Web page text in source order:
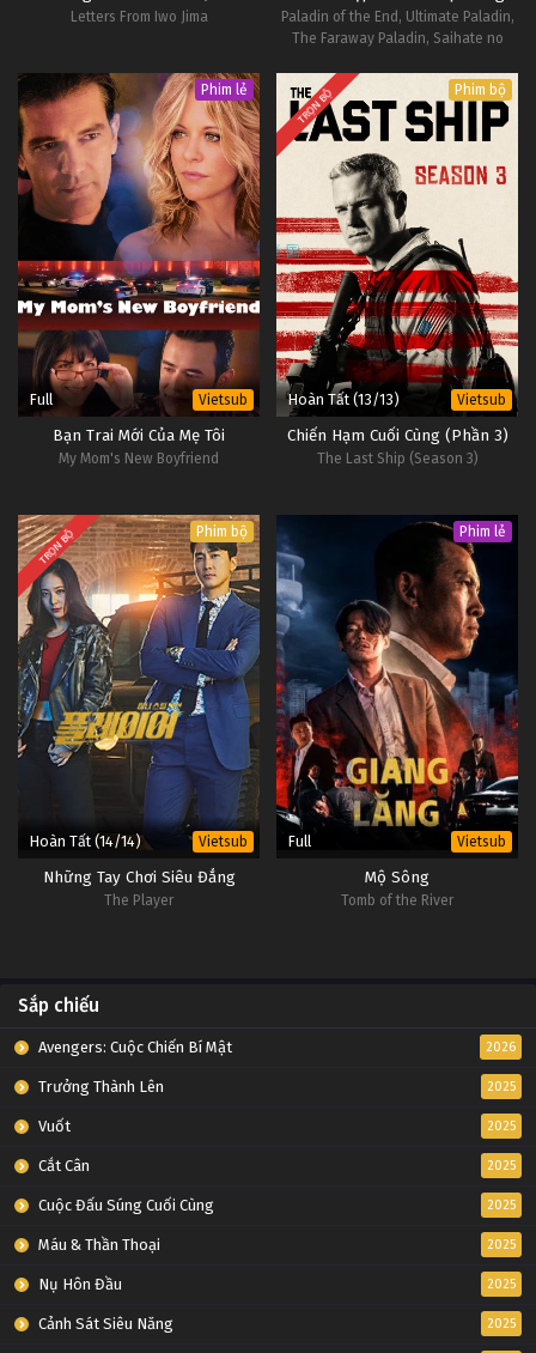
Tập 51
Thôn Tính Bầu Trời Tập 50
Tập 50
Thôn Tính Bầu Trời Tập 49
Tập 49
Thôn Tính Bầu Trời Tập 48
Tập 48
Thôn Tính Bầu Trời Tập 47
Tập 47
Thôn Tính Bầu Trời Tập 46
Thôn Tính Bầu Trời Tập 45
Tập 45
Thôn Tính Bầu Trời Tập 44
Tập 44
Thôn Tính Bầu Trời Tập 43
Tập 43
Thôn Tính Bầu Trời Tập 42
Thôn Tính Bầu Trời Tập 40
Tập 40
Thôn Tính Bầu Trời Tập 38
Thôn Tính Bầu Trời Tập 37
Letters From Iwo Jima
Paladin of the End, Ultimate Paladin,
The Faraway Paladin, Saihate no
Phim lẻ
Full Vietsub
Bạn Trai Mới Của Mẹ Tôi
My Mom's New Boyfriend
TRỌN BỘ Phim bộ
Hoàn Tất (13/13) Vietsub
Chiến Hạm Cuối Cùng (Phần 3)
The Last Ship (Season 3)
TRỌN BỘ Phim bộ
Hoàn Tất (14/14) Vietsub
Những Tay Chơi Siêu Đẳng
The Player
Phim lẻ
Full Vietsub
Mộ Sông
Tomb of the River
Sắp chiếu
Avengers: Cuộc Chiến Bí Mật 2026
Trưởng Thành Lên 2025
Vuốt 2025
Cắt Cân 2025
Cuộc Đấu Súng Cuối Cùng 2025
Máu & Thần Thoại 2025
Nụ Hôn Đầu 2025
Cảnh Sát Siêu Năng 2025